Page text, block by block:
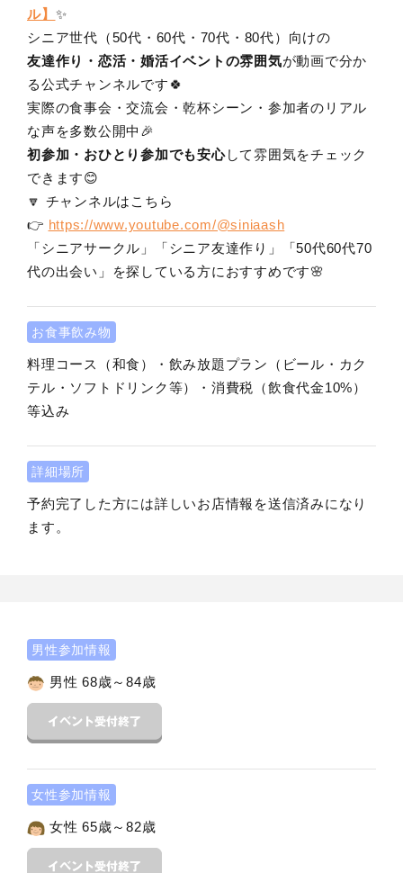
ル】 ✨
シニア世代（50代・60代・70代・80代）向けの
友達作り・恋活・婚活イベントの雰囲気が動画で分か
る公式チャンネルです🍀
実際の食事会・交流会・乾杯シーン・参加者のリアル
な声を多数公開中🎉
初参加・おひとり参加でも安心して雰囲気をチェック
できます😊
🔽 チャンネルはこちら
👉 https://www.youtube.com/@siniaash
「シニアサークル」「シニア友達作り」「50代60代70
代の出会い」を探している方におすすめです🌸
お食事飲み物
料理コース（和食）・飲み放題プラン（ビール・カク
テル・ソフトドリンク等）・消費税（飲食代金10%）
等込み
詳細場所
予約完了した方には詳しいお店情報を送信済みになり
ます。
男性参加情報
男性 68歳～84歳
女性参加情報
女性 65歳～82歳